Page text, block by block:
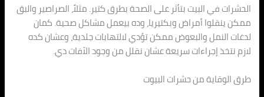
الحشرات في البيت بتأثر على الصحة بطرق كتير. مثلاً، الصراصير والبق
ممكن ينقلوا أمراض وبكتيريا، وده بيعمل مشاكل صحية. كمان
لدغات النمل والبعوض ممكن تؤدي لالتهابات جلدية، وعشان كده
لازم نتخذ إجراءات سريعة عشان نقلل من وجود الآفات دي.
طرق الوقاية من حشرات البيوت